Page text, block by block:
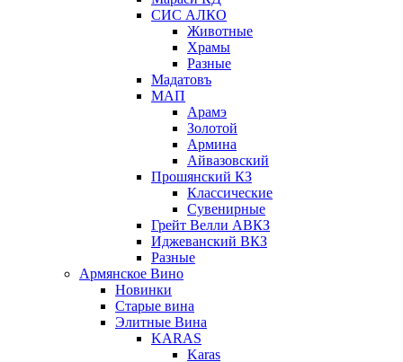
СИС АЛКО
Животные
Храмы
Разные
Мадатовъ
МАП
Арамэ
Золотой
Армина
Айвазовский
Прошянский КЗ
Классические
Сувенирные
Грейт Велли АВКЗ
Иджеванский ВКЗ
Разные
Армянское Вино
Новинки
Старые вина
Элитные Вина
KARAS
Karas